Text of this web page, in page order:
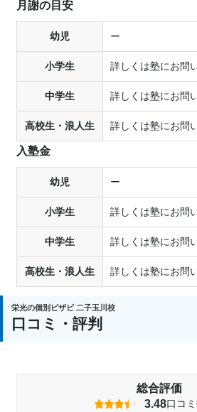
月謝の目安
幼児 ー
小学生 詳しくは塾にお問
中学生 詳しくは塾にお問
高校生・浪人生 詳しくは塾にお問
入塾金
幼児 ー
小学生 詳しくは塾にお問
中学生 詳しくは塾にお問
高校生・浪人生 詳しくは塾にお問
栄光の個別ビザビ 二子玉川校
口コミ・評判
総合評価
3.48口コ